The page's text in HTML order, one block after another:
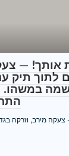
לתוך תיק